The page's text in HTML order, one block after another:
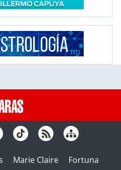
Marie Claire
Fortuna